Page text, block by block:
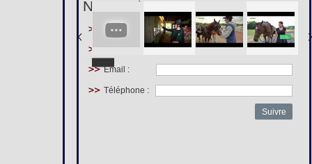
Nous suivre :
Prénom :
Nom :
Email :
Téléphone :
Suivre